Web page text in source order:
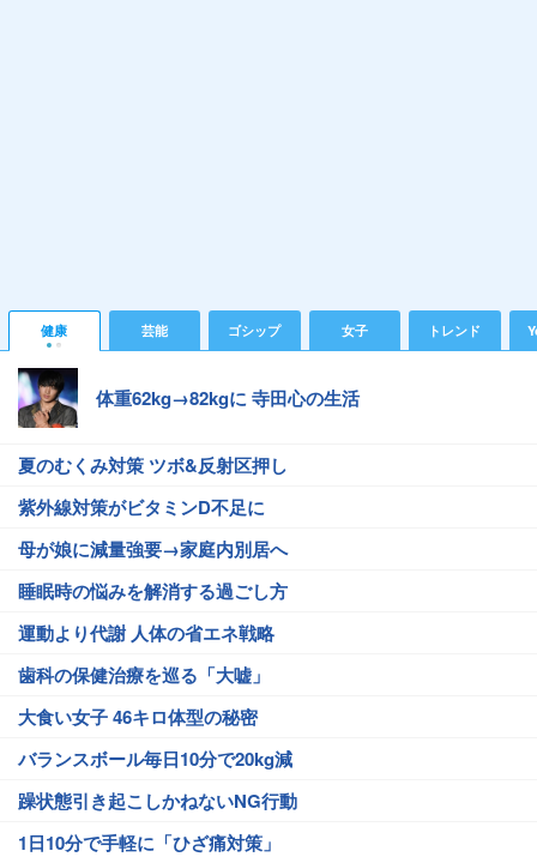
健康 芸能 ゴシップ 女子 トレンド
体重62kg→82kgに 寺田心の生活
夏のむくみ対策 ツボ&反射区押し
紫外線対策がビタミンD不足に
母が娘に減量強要→家庭内別居へ
睡眠時の悩みを解消する過ごし方
運動より代謝 人体の省エネ戦略
歯科の保健治療を巡る「大嘘」
大食い女子 46キロ体型の秘密
バランスボール毎日10分で20kg減
躁状態引き起こしかねないNG行動
1日10分で手軽に「ひざ痛対策」